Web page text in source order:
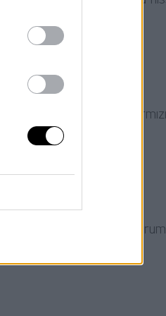
uyandırabilir. Kırmızı
hissi yaratabilir. Bu